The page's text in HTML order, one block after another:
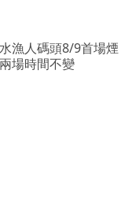
漁人碼頭8/9首場煙
場時間不變